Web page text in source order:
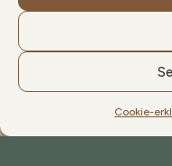
Cookie-